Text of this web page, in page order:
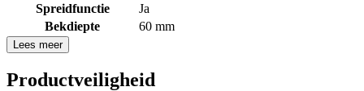
Spreidfunctie
Ja
Bekdiepte
60 mm
Lees meer
Productveiligheid